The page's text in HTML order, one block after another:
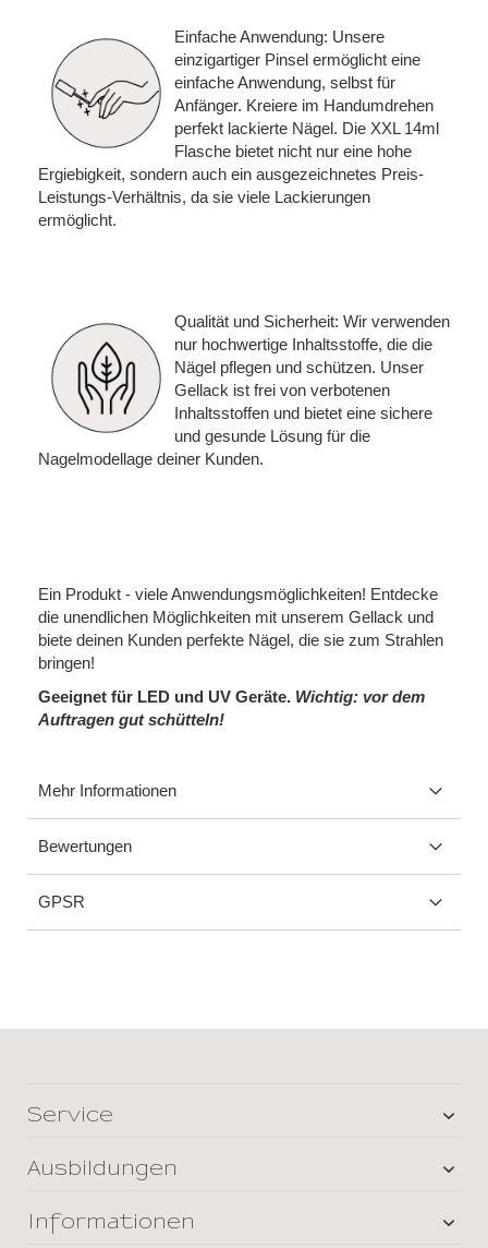
Einfache Anwendung: Unsere
einzigartiger Pinsel ermöglicht eine
einfache Anwendung, selbst für
Anfänger. Kreiere im Handumdrehen
perfekt lackierte Nägel. Die XXL 14ml
Flasche bietet nicht nur eine hohe
Ergiebigkeit, sondern auch ein ausgezeichnetes Preis-
Leistungs-Verhältnis, da sie viele Lackierungen
ermöglicht.
Qualität und Sicherheit: Wir verwenden
nur hochwertige Inhaltsstoffe, die die
Nägel pflegen und schützen. Unser
Gellack ist frei von verbotenen
Inhaltsstoffen und bietet eine sichere
und gesunde Lösung für die
Nagelmodellage deiner Kunden.
Ein Produkt - viele Anwendungsmöglichkeiten! Entdecke
die unendlichen Möglichkeiten mit unserem Gellack und
biete deinen Kunden perfekte Nägel, die sie zum Strahlen
bringen!
Geeignet für LED und UV Geräte. Wichtig: vor dem
Auftragen gut schütteln!
Mehr Informationen
Bewertungen
GPSR
Service
Ausbildungen
Informationen